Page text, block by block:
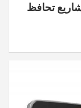
تحافظ